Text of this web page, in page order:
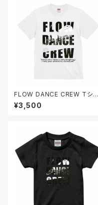
FLOW DANCE CREW Tシャ
ツ
¥3,500